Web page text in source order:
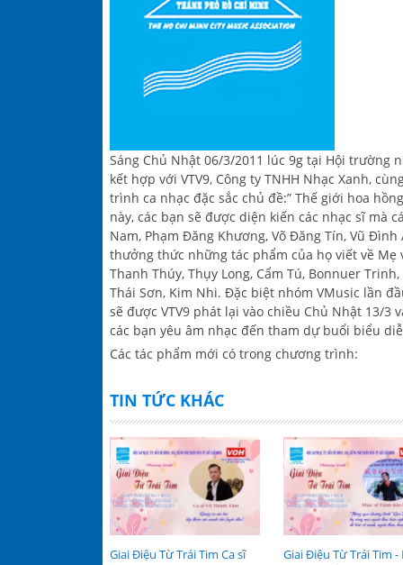
Sáng Chủ Nhật 06/3/2011 lúc 9g tại Hội trường
kết hợp với VTV9, Công ty TNHH Nhạc Xanh,
trình ca nhạc đặc sắc chủ đề:” Thế giới hoa
này, các bạn sẽ được diện kiến các nhạc sĩ mà
Nam, Phạm Đăng Khương, Võ Đăng Tín, Vũ
thưởng thức những tác phẩm của họ viết về
Thanh Thúy, Thụy Long, Cẩm Tú, Bonnuer
Thái Sơn, Kim Nhi. Đặc biệt nhóm VMusic lần
sẽ được VTV9 phát lại vào chiều Chủ Nhật 13/3
các bạn yêu âm nhạc đến tham dự buổi biểu
Các tác phẩm mới có trong chương trình:
TIN TỨC KHÁC
Giai Điệu Từ Trái Tim Ca sĩ
Giai Điệu Từ Trái Tim -